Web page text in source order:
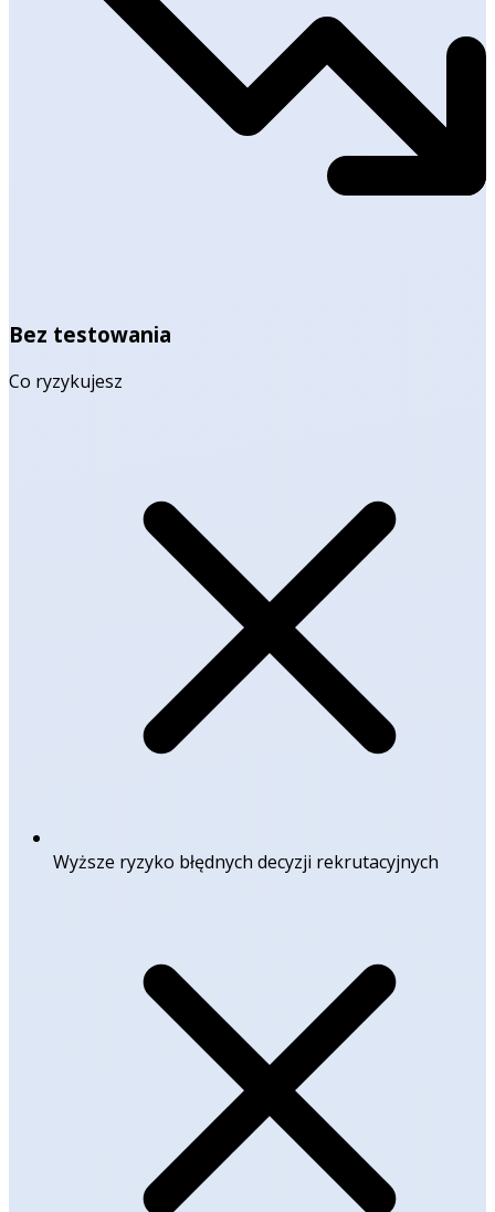
Bez testowania
Co ryzykujesz
Wyższe ryzyko błędnych decyzji rekrutacyjnych